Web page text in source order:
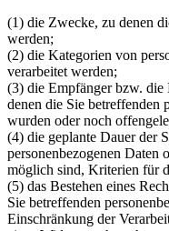
(1) die Zwecke, zu denen
werden;
(2) die Kategorien von
verarbeitet werden;
(3) die Empfänger bzw. die
denen die Sie betreffenden
wurden oder noch
(4) die geplante Dauer der
personenbezogenen Daten
möglich sind, Kriterien für
(5) das Bestehen eines
Sie betreffenden
Einschränkung der